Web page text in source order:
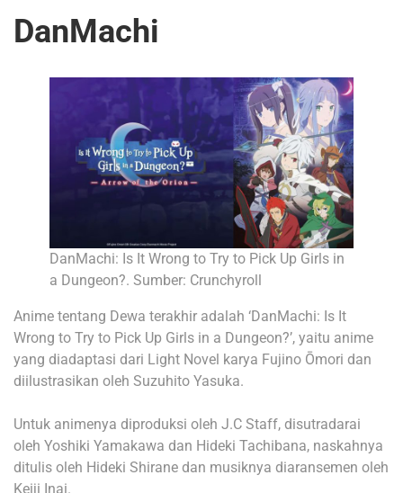
DanMachi
DanMachi: Is It Wrong to Try to Pick Up Girls in
a Dungeon?. Sumber: Crunchyroll
Anime tentang Dewa terakhir adalah ‘DanMachi: Is It
Wrong to Try to Pick Up Girls in a Dungeon?’, yaitu anime
yang diadaptasi dari Light Novel karya Fujino Ōmori dan
diilustrasikan oleh Suzuhito Yasuka.
Untuk animenya diproduksi oleh J.C Staff, disutradarai
oleh Yoshiki Yamakawa dan Hideki Tachibana, naskahnya
ditulis oleh Hideki Shirane dan musiknya diaransemen oleh
Keiji Inai.